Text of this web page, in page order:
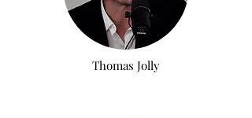
Thomas Jolly